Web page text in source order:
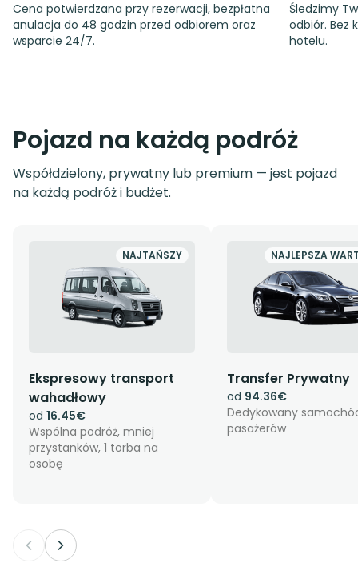
Cena potwierdzana przy rezerwacji, bezpłatna
anulacja do 48 godzin przed odbiorem oraz
wsparcie 24/7.
Śledzimy
odbiór. Bez
hotelu.
Pojazd na każdą podróż
Współdzielony, prywatny lub premium — jest pojazd
na każdą podróż i budżet.
NAJTAŃSZY
Ekspresowy transport
wahadłowy
od 16.45€
Wspólna podróż, mniej
przystanków, 1 torba na
osobę
NAJLEPSZA
Transfer Prywatny
od 94.36€
Dedykowany
pasażerów